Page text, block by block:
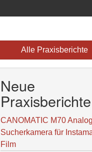
Alle Praxisberichte
Neue
Praxisberichte
CANOMATIC M70 Analog
Sucherkamera für
Film